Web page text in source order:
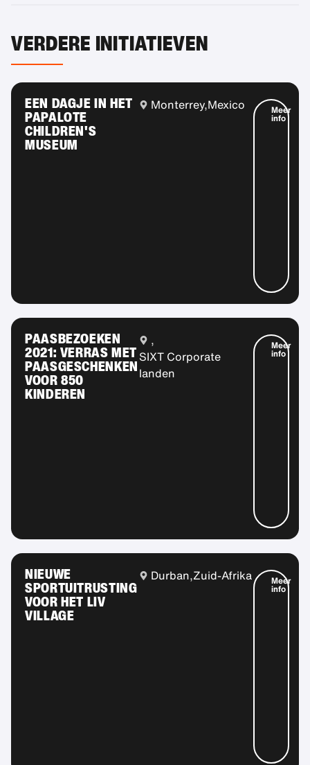
VERDERE INITIATIEVEN
EEN DAGJE IN HET
PAPALOTE
CHILDREN'S
MUSEUM
Monterrey,Mexico Meer
info
PAASBEZOEKEN
2021: VERRAS MET
PAASGESCHENKEN
VOOR 850
KINDEREN
,
SIXT Corporate
landen
Meer
info
NIEUWE
SPORTUITRUSTING
VOOR HET LIV
VILLAGE
Durban,Zuid-Afrika Meer
info